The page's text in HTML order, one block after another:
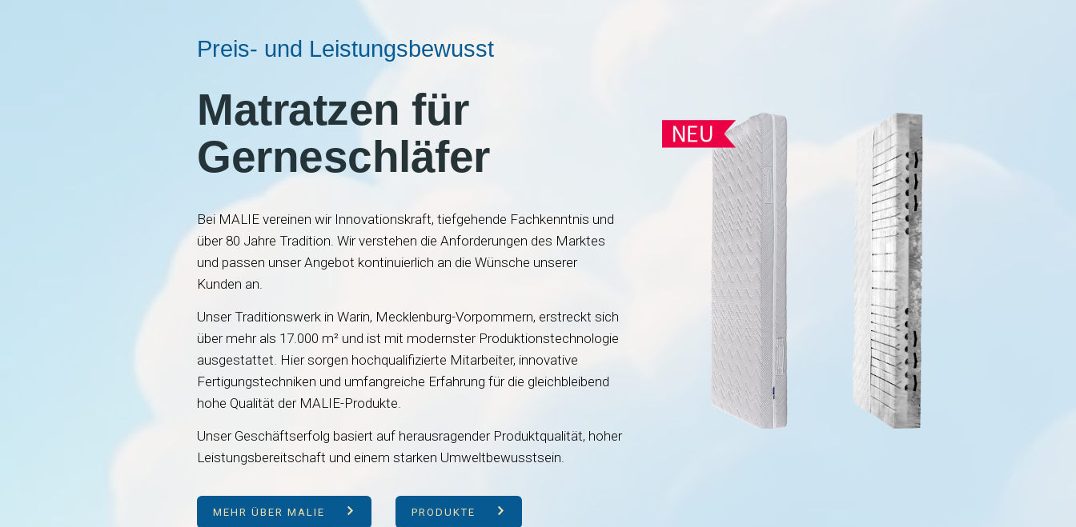
Qualitätsbewusst​
Matratzen für
Gerneschläfer
Bei MALIE vereinen wir Innovationskraft, tiefgehende Fachkenntnis und
über 80 Jahre Tradition. Wir verstehen die Anforderungen des Marktes
und passen unser Angebot kontinuierlich an die Wünsche unserer
Kunden an.
Unser Traditionswerk in Warin, Mecklenburg-Vorpommern, erstreckt sich
über mehr als 17.000 m² und ist mit modernster Produktionstechnologie
ausgestattet. Hier sorgen hochqualifizierte Mitarbeiter, innovative
Fertigungstechniken und umfangreiche Erfahrung für die gleichbleibend
hohe Qualität der MALIE-Produkte.
Unser Geschäftserfolg basiert auf herausragender Produktqualität, hoher
Leistungsbereitschaft und einem starken Umweltbewusstsein.
MEHR ÜBER MALIE PRODUKTE